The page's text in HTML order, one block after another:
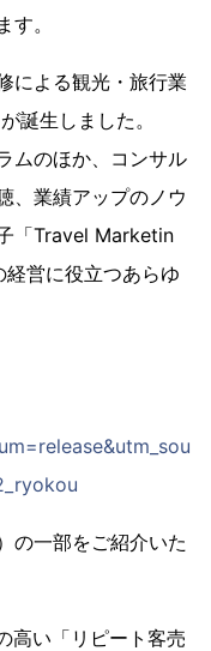
。
による観光・旅行業
誕生しました。
ムのほか、コンサル
、業績アップのノウ
「Travel Marketin
営に役立つあらゆ
の一部をご紹介いた
高い「リピート客売